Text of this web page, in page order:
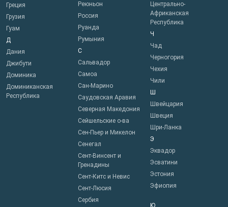
Греция
Грузия
Гуам
Д
Дания
Джибути
Доминика
Доминиканская
Республика
Реюньон
Россия
Руанда
Румыния
С
Сальвадор
Самоа
Сан-Марино
Саудовская Аравия
Северная Македония
Сейшельские о-ва
Сен-Пьер и Микелон
Сенегал
Сент-Винсент и
Гренадины
Сент-Китс и Невис
Сент-Люсия
Сербия
Центрально-
Африканская
Республика
Ч
Чад
Черногория
Чехия
Чили
Ш
Швейцария
Швеция
Шри-Ланка
Э
Эквадор
Эсватини
Эстония
Эфиопия
Ю